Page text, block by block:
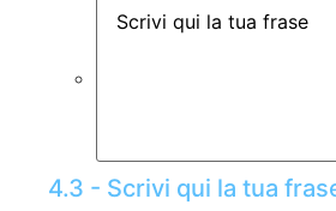
4.3 - Scrivi qui la tua